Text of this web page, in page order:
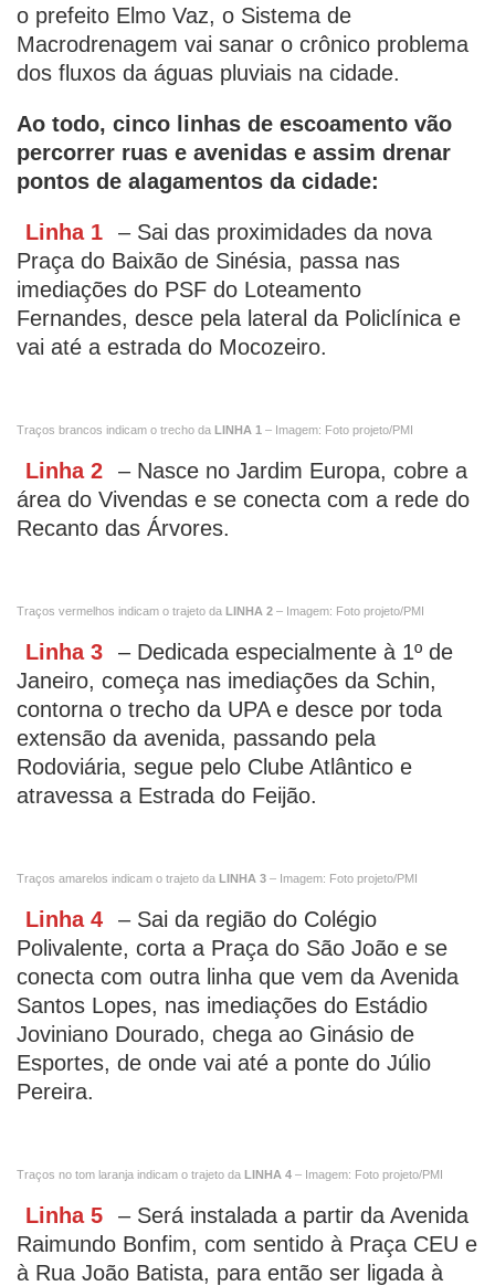
o prefeito Elmo Vaz, o Sistema de
Macrodrenagem vai sanar o crônico problema
dos fluxos da águas pluviais na cidade.
Ao todo, cinco linhas de escoamento vão
percorrer ruas e avenidas e assim drenar
pontos de alagamentos da cidade:
Linha 1
– Sai das proximidades da nova
Praça do Baixão de Sinésia, passa nas
imediações do PSF do Loteamento
Fernandes, desce pela lateral da Policlínica e
vai até a estrada do Mocozeiro.
Traços brancos indicam o trecho da LINHA 1 – Imagem: Foto projeto/PMI
Linha 2
– Nasce no Jardim Europa, cobre a
área do Vivendas e se conecta com a rede do
Recanto das Árvores.
Traços vermelhos indicam o trajeto da LINHA 2 – Imagem: Foto projeto/PMI
Linha 3
– Dedicada especialmente à 1º de
Janeiro, começa nas imediações da Schin,
contorna o trecho da UPA e desce por toda
extensão da avenida, passando pela
Rodoviária, segue pelo Clube Atlântico e
atravessa a Estrada do Feijão.
Traços amarelos indicam o trajeto da LINHA 3 – Imagem: Foto projeto/PMI
Linha 4
– Sai da região do Colégio
Polivalente, corta a Praça do São João e se
conecta com outra linha que vem da Avenida
Santos Lopes, nas imediações do Estádio
Joviniano Dourado, chega ao Ginásio de
Esportes, de onde vai até a ponte do Júlio
Pereira.
Traços no tom laranja indicam o trajeto da LINHA 4 – Imagem: Foto projeto/PMI
Linha 5
– Será instalada a partir da Avenida
Raimundo Bonfim, com sentido à Praça CEU e
à Rua João Batista, para então ser ligada à